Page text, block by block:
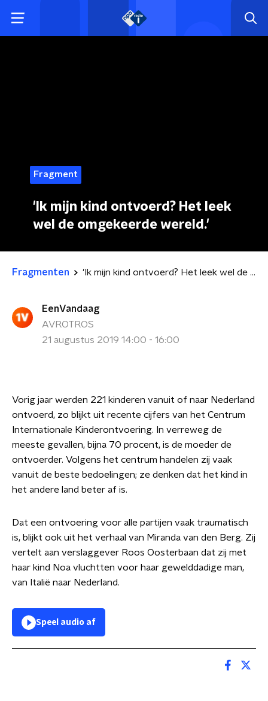
Fragment
'Ik mijn kind ontvoerd? Het leek
wel de omgekeerde wereld.'
Fragmenten 'Ik mijn kind ontvoerd? Het leek wel de omgekeerde wereld.'
EenVandaag
AVROTROS
21 augustus 2019 14:00 - 16:00
Vorig jaar werden 221 kinderen vanuit of naar Nederland
ontvoerd, zo blijkt uit recente cijfers van het Centrum
Internationale Kinderontvoering. In verreweg de
meeste gevallen, bijna 70 procent, is de moeder de
ontvoerder. Volgens het centrum handelen zij vaak
vanuit de beste bedoelingen; ze denken dat het kind in
het andere land beter af is.
Dat een ontvoering voor alle partijen vaak traumatisch
is, blijkt ook uit het verhaal van Miranda van den Berg. Zij
vertelt aan verslaggever Roos Oosterbaan dat zij met
haar kind Noa vluchtten voor haar gewelddadige man,
van Italië naar Nederland.
Speel audio af